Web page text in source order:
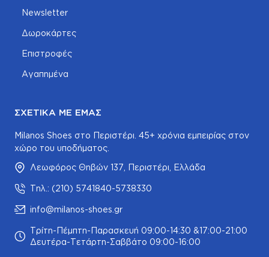
Newsletter
Δωροκάρτες
Επιστροφές
Αγαπημένα
ΣΧΕΤΙΚΆ ΜΕ ΕΜΆΣ
Milanos Shoes στο Περιστέρι. 45+ χρόνια εμπειρίας στον
χώρο του υποδήματος.
Λεωφόρος Θηβών 137, Περιστέρι, Ελλάδα
Τηλ.: (210) 5741840-5738330
info@milanos-shoes.gr
Τρίτη-Πέμπτη-Παρασκευή 09:00-14:30 &17:00-21:00
Δευτέρα-Τετάρτη-Σαββάτο 09:00-16:00